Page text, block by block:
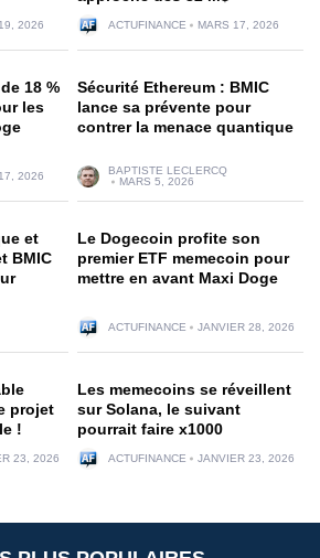
2026 ACTUFINANCE MARS 17, 2026
18 %
les
2026
Sécurité Ethereum : BMIC
lance sa prévente pour
contrer la menace quantique
BAPTISTE LECLERCQ
MARS 5, 2026
et
BMIC
Le Dogecoin profite son
premier ETF memecoin pour
mettre en avant Maxi Doge
ACTUFINANCE JANVIER 28, 2026
projet
!
23, 2026
Les memecoins se réveillent
sur Solana, le suivant
pourrait faire x1000
ACTUFINANCE JANVIER 23, 2026